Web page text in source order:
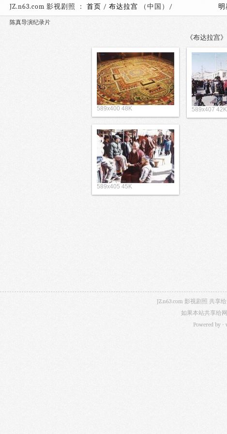
JZ.n63.com 影视剧照 ： 首页 / 布达拉宫 （中国）/
陈真导演纪录片
《布达拉宫
589x400 48K 589x407 42K
589x405 45K
JZ.n63.com 影视剧照 共
如果本站共享给
Powered by -